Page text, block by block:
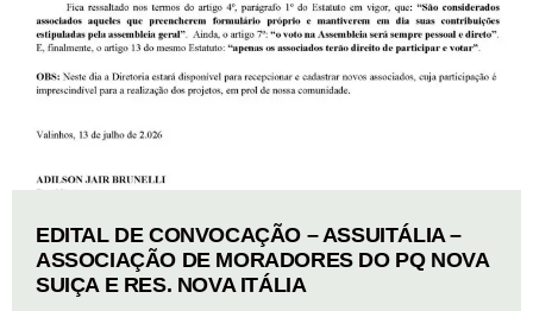
EDITAL DE CONVOCAÇÃO – ASSUITÁLIA –
ASSOCIAÇÃO DE MORADORES DO PQ NOVA
SUIÇA E RES. NOVA ITÁLIA